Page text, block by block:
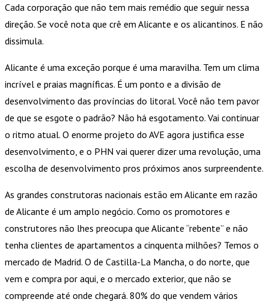
Cada corporação que não tem mais remédio que seguir nessa
direção. Se você nota que crê em Alicante e os alicantinos. E não
dissimula.
Alicante é uma exceção porque é uma maravilha. Tem um clima
incrível e praias magníficas. É um ponto e a divisão de
desenvolvimento das províncias do litoral. Você não tem pavor
de que se esgote o padrão? Não há esgotamento. Vai continuar
o ritmo atual. O enorme projeto do AVE agora justifica esse
desenvolvimento, e o PHN vai querer dizer uma revolução, uma
escolha de desenvolvimento pros próximos anos surpreendente.
As grandes construtoras nacionais estão em Alicante em razão
de Alicante é um amplo negócio. Como os promotores e
construtores não lhes preocupa que Alicante “rebente” e não
tenha clientes de apartamentos a cinquenta milhões? Temos o
mercado de Madrid. O de Castilla-La Mancha, o do norte, que
vem e compra por aqui, e o mercado exterior, que não se
compreende até onde chegará. 80% do que vendem vários